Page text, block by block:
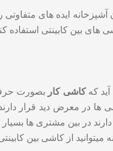
ایده های
های بین کابینتی استفاده
کهکاشی کار بصورت
ها در معرض دید قرار
در بین مشتری ها
از کاشی بین